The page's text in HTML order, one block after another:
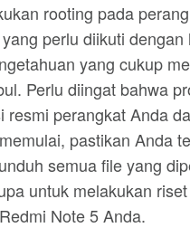
rooting pada
perlu diikuti
yang cukup
Perlu diingat bahwa
resmi perangkat Anda
pastikan Anda
semua file yang
untuk melakukan
Note 5 Anda.